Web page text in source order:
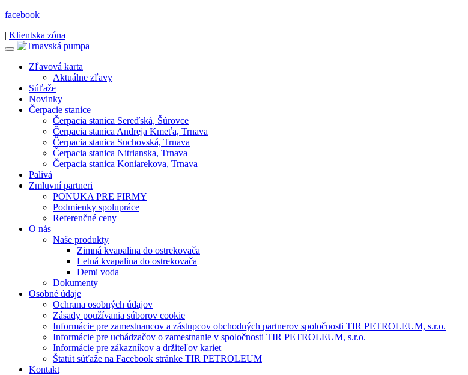
facebook
| Klientska zóna
Zľavová karta
Aktuálne zľavy
Súťaže
Novinky
Čerpacie stanice
Čerpacia stanica Sereďská, Šúrovce
Čerpacia stanica Andreja Kmeťa, Trnava
Čerpacia stanica Suchovská, Trnava
Čerpacia stanica Nitrianska, Trnava
Čerpacia stanica Koniarekova, Trnava
Palivá
Zmluvní partneri
PONUKA PRE FIRMY
Podmienky spolupráce
Referenčné ceny
O nás
Naše produkty
Zimná kvapalina do ostrekovača
Letná kvapalina do ostrekovača
Demi voda
Dokumenty
Osobné údaje
Ochrana osobných údajov
Zásady používania súborov cookie
Informácie pre zamestnancov a zástupcov obchodných partnerov spoločnosti TIR PETROLEUM, s.r.o.
Informácie pre uchádzačov o zamestnanie v spoločnosti TIR PETROLEUM, s.r.o.
Informácie pre zákazníkov a držiteľov kariet
Štatút súťaže na Facebook stránke TIR PETROLEUM
Kontakt